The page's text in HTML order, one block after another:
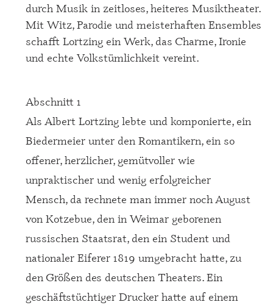
durch Musik in zeitloses, heiteres Musiktheater.
Mit Witz, Parodie und meisterhaften Ensembles
schafft Lortzing ein Werk, das Charme, Ironie
und echte Volkstümlichkeit vereint.
Abschnitt 1
Als Albert Lortzing lebte und komponierte, ein
Biedermeier unter den Romantikern, ein so
offener, herzlicher, gemütvoller wie
unpraktischer und wenig erfolgreicher
Mensch, da rechnete man immer noch August
von Kotzebue, den in Weimar geborenen
russischen Staatsrat, den ein Student und
nationaler Eiferer 1819 umgebracht hatte, zu
den Größen des deutschen Theaters. Ein
geschäftstüchtiger Drucker hatte auf einem